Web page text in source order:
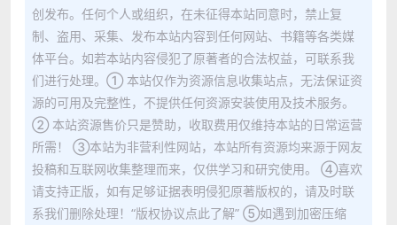
创发布。任何个人或组织，在未征得本站同意时，禁止复
制、盗用、采集、发布本站内容到任何网站、书籍等各类媒
体平台。如若本站内容侵犯了原著者的合法权益，可联系我
们进行处理。① 本站仅作为资源信息收集站点，无法保证资
源的可用及完整性，不提供任何资源安装使用及技术服务。
② 本站资源售价只是赞助，收取费用仅维持本站的日常运营
所需！ ③本站为非营利性网站，本站所有资源均来源于网友
投稿和互联网收集整理而来，仅供学习和研究使用。 ④喜欢
请支持正版，如有足够证据表明侵犯原著版权的，请及时联
系我们删除处理！“版权协议点此了解” ⑤如遇到加密压缩